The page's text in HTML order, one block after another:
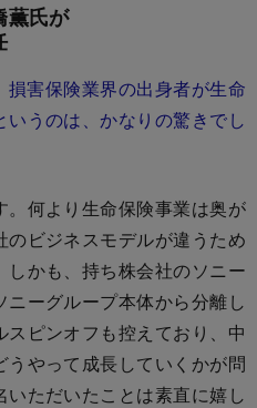
薫氏が
害保険業界の出身者が生命
うのは、かなりの驚きでし
何より生命保険事業は奥が
ビジネスモデルが違うため
かも、持ち株会社のソニー
ーグループ本体から分離し
ピンオフも控えており、中
やって成長していくかが問
ただいたことは素直に嬉し